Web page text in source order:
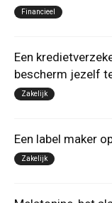
Financieel
Een
bescherm jezelf
Zakelijk
Een label maker
Zakelijk